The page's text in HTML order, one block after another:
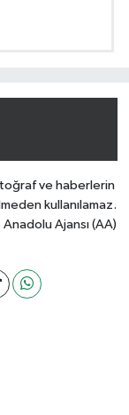
ve haberlerin
kullanılamaz.
Ajansı (AA)